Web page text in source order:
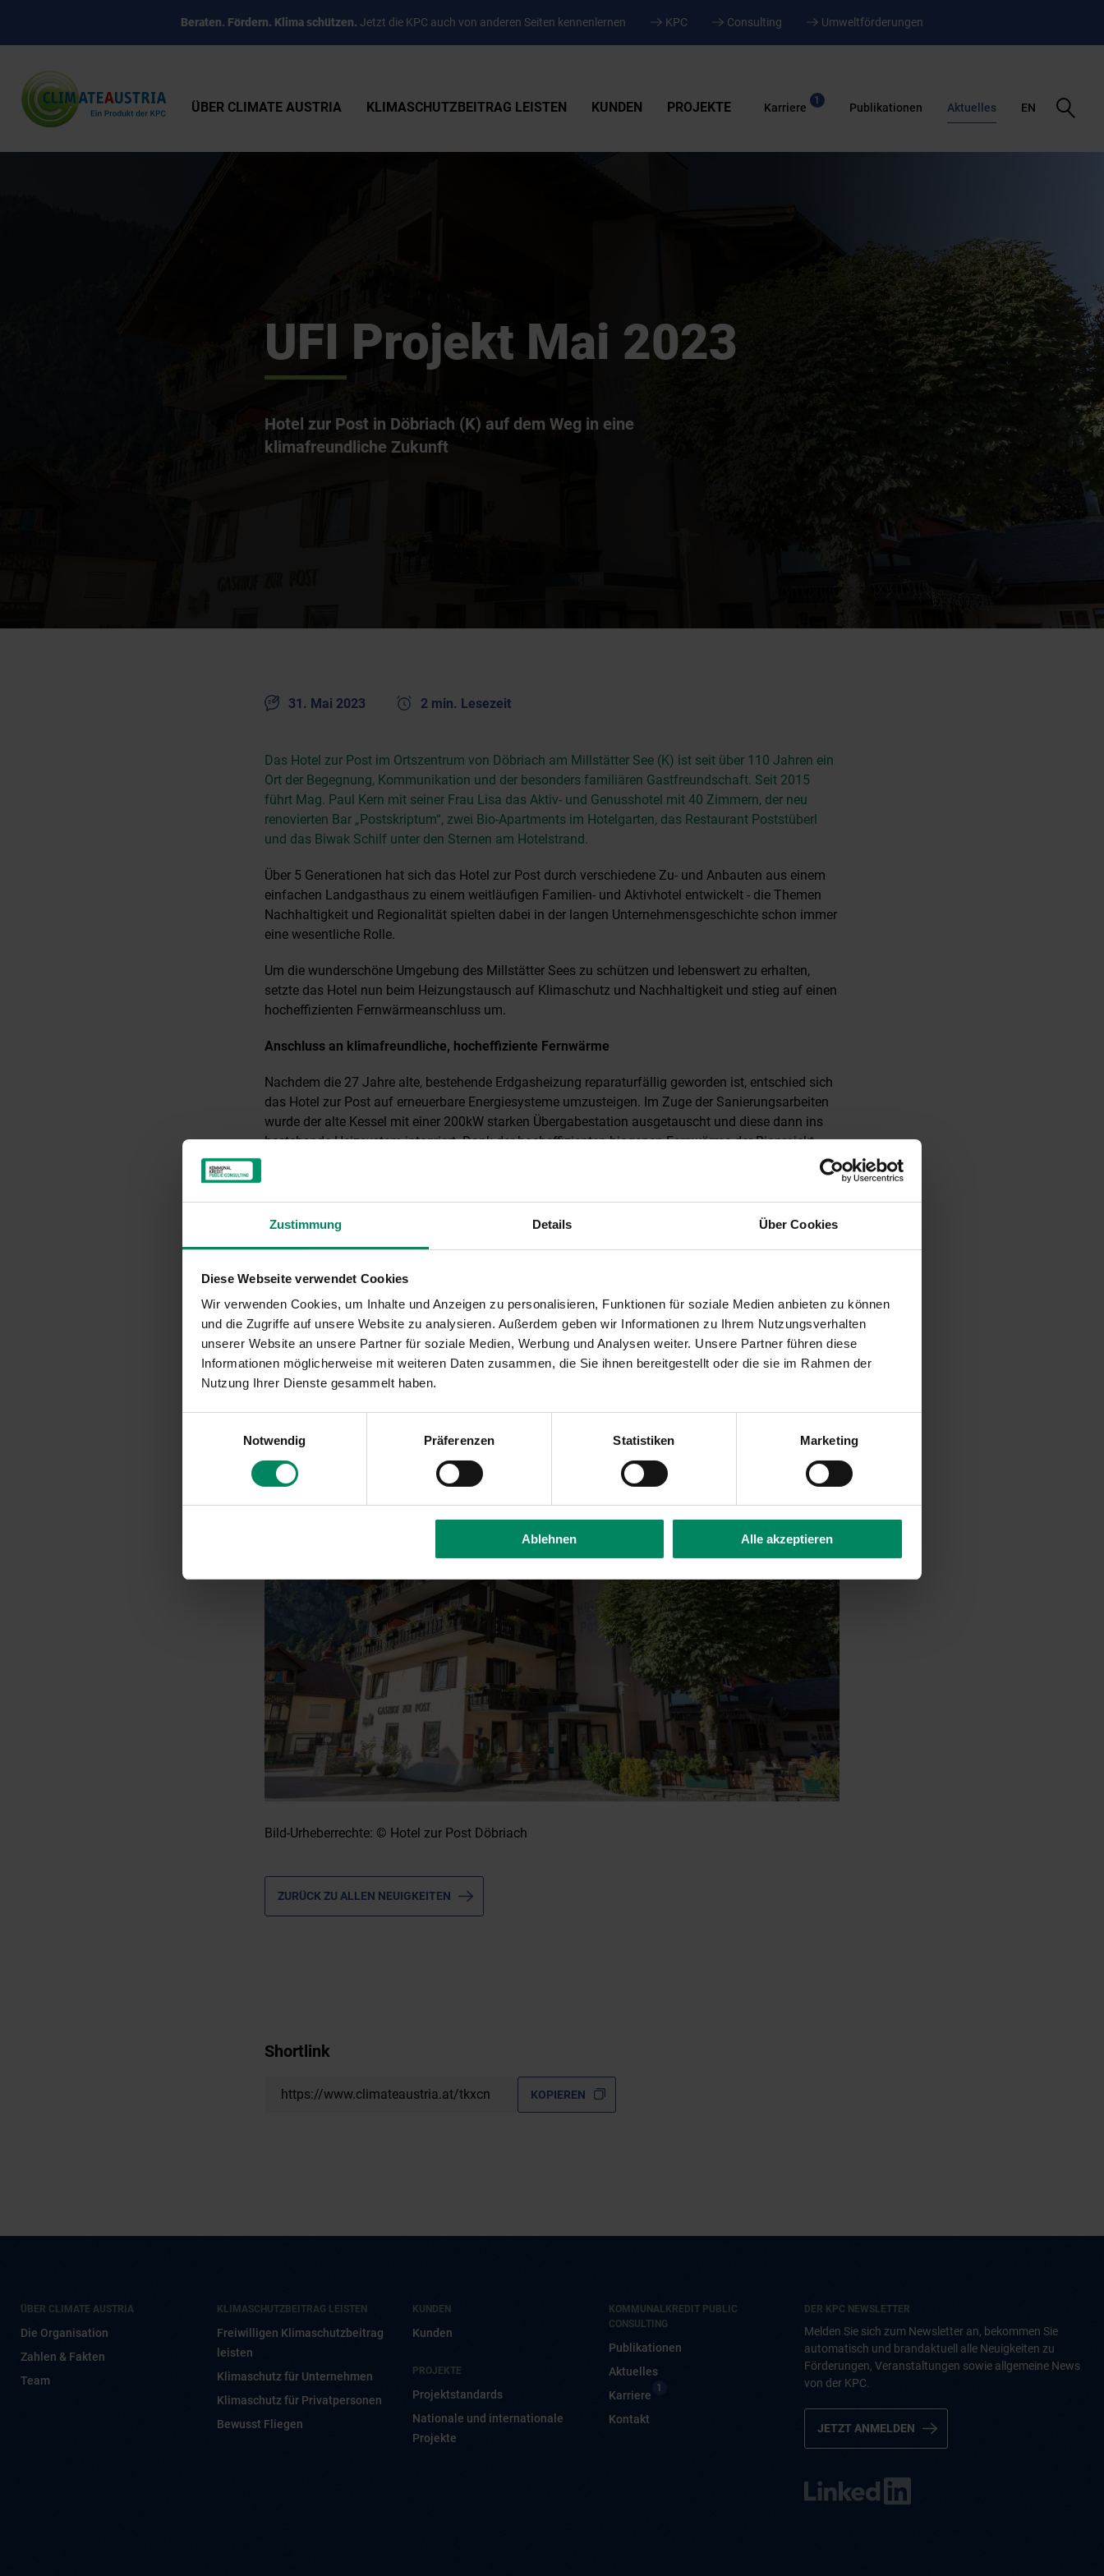
Zustimmung Details Über Cookies
Diese Webseite verwendet Cookies
Wir verwenden Cookies, um Inhalte und Anzeigen zu personalisieren, Funktionen für soziale Medien anbieten zu können
und die Zugriffe auf unsere Website zu analysieren. Außerdem geben wir Informationen zu Ihrem Nutzungsverhalten
unserer Website an unsere Partner für soziale Medien, Werbung und Analysen weiter. Unsere Partner führen diese
Informationen möglicherweise mit weiteren Daten zusammen, die Sie ihnen bereitgestellt oder die sie im Rahmen der
Nutzung Ihrer Dienste gesammelt haben.
Notwendig
Präferenzen Statistiken Marketing
Ablehnen Alle akzeptieren
Beraten. Fördern. Klima schützen. Jetzt die KPC auch von anderen Seiten kennenlernen KPC Consulting Umweltförderungen
ÜBER CLIMATE AUSTRIA KLIMASCHUTZBEITRAG LEISTEN KUNDEN PROJEKTE Karriere
1
Publikationen Aktuelles EN
Suche
öffnen
UFI Projekt Mai 2023
Hotel zur Post in Döbriach (K) auf dem Weg in eine
klimafreundliche Zukunft
31. Mai 2023 2 min. Lesezeit
Das Hotel zur Post im Ortszentrum von Döbriach am Millstätter See (K) ist seit über 110 Jahren ein
Ort der Begegnung, Kommunikation und der besonders familiären Gastfreundschaft. Seit 2015
führt Mag. Paul Kern mit seiner Frau Lisa das Aktiv- und Genusshotel mit 40 Zimmern, der neu
renovierten Bar „Postskriptum“, zwei Bio-Apartments im Hotelgarten, das Restaurant Poststüberl
und das Biwak Schilf unter den Sternen am Hotelstrand.
Über 5 Generationen hat sich das Hotel zur Post durch verschiedene Zu- und Anbauten aus einem
einfachen Landgasthaus zu einem weitläufigen Familien- und Aktivhotel entwickelt - die Themen
Nachhaltigkeit und Regionalität spielten dabei in der langen Unternehmensgeschichte schon immer
eine wesentliche Rolle.
Um die wunderschöne Umgebung des Millstätter Sees zu schützen und lebenswert zu erhalten,
setzte das Hotel nun beim Heizungstausch auf Klimaschutz und Nachhaltigkeit und stieg auf einen
hocheffizienten Fernwärmeanschluss um.
Anschluss an klimafreundliche, hocheffiziente Fernwärme
Nachdem die 27 Jahre alte, bestehende Erdgasheizung reparaturfällig geworden ist, entschied sich
das Hotel zur Post auf erneuerbare Energiesysteme umzusteigen. Im Zuge der Sanierungsarbeiten
wurde der alte Kessel mit einer 200kW starken Übergabestation ausgetauscht und diese dann ins
bestehende Heizsystem integriert. Dank der hocheffizienten biogenen Fernwärme der Bioprojekt
Zusätzliche 10 % Förderung aus der österreichischen Aufbau- und Resilienzfazilität
Rund 108.000 Euro investierte das Hotel zur Post in die Realisierung dieses nachhaltigen Projektes.
Davon werden über 32.000 Euro durch Förderungen aus der „Umweltförderung im Inland“
Umstellung auf nachhaltige Heizsysteme, trotz vorhandener Infrastruktur für Erdgasheizungen, im
Rahmen der Österreichischen Aufbau- und Resilienzfazilität (ARF) mit einem Zuschlag von 10 %,
auf den üblichen Förderungssatz, gefördert. Die Kommunalkredit Public Consulting ist für die
Förderungsabwicklung im Auftrag des Bundesministeriums für Klimaschutz, Umwelt, Energie,
Mobilität, Innovation und Technologie (BMK) zuständig.
Bild-Urheberrechte: © Hotel zur Post Döbriach
ZURÜCK ZU ALLEN NEUIGKEITEN
Shortlink
https://www.climateaustria.at/tkxcn KOPIEREN
ÜBER CLIMATE AUSTRIA
Die Organisation
Zahlen & Fakten
Team
KLIMASCHUTZBEITRAG LEISTEN
Freiwilligen Klimaschutzbeitrag
leisten
Klimaschutz für Unternehmen
Klimaschutz für Privatpersonen
Bewusst Fliegen
KUNDEN
Kunden
PROJEKTE
Projektstandards
Nationale und internationale
Projekte
KOMMUNALKREDIT PUBLIC
CONSULTING
Publikationen
Aktuelles
Karriere
1
Kontakt
DER KPC NEWSLETTER
Melden Sie sich zum Newsletter an, bekommen Sie
automatisch und brandaktuell alle Neuigkeiten zu
Förderungen, Veranstaltungen sowie allgemeine News
von der KPC.
JETZT ANMELDEN